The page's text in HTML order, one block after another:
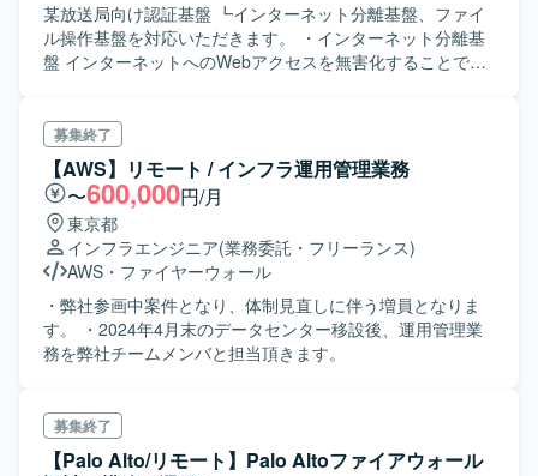
某放送局向け認証基盤 ┗インターネット分離基盤、ファイ
ル操作基盤を対応いただきます。 ・インターネット分離基
盤 インターネットへのWebアクセスを無害化することで、
ァイルの持ち込み、持ち出し時に無害化および、 暗号化処
理を行うことで、セキュリティリスク対策を施す機能。 ⇒
現時点でのフェーズは要件定義の準備期間 主にこちらの対
応をお願いしたいです。
募集終了
【AWS】リモート / インフラ運用管理業務
〜600,000円/月
東京都
インフラエンジニア(業務委託・フリーランス)
AWS ・ ファイヤーウォール
・弊社参画中案件となり、体制見直しに伴う増員となりま
す。 ・2024年4月末のデータセンター移設後、運用管理業
務を弊社チームメンバと担当頂きます。
募集終了
【Palo Alto/リモート】Palo Altoファイアウォール